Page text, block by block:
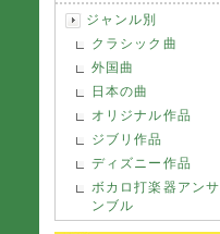
ジャンル別
クラシック曲
外国曲
日本の曲
オリジナル作品
ジブリ作品
ディズニー作品
ボカロ打楽器アンサ
ンブル